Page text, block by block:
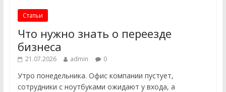
Статьи
Что нужно знать о переезде
бизнеса
21.07.2026 admin 0
Утро понедельника. Офис компании пустует,
сотрудники с ноутбуками ожидают у входа, а